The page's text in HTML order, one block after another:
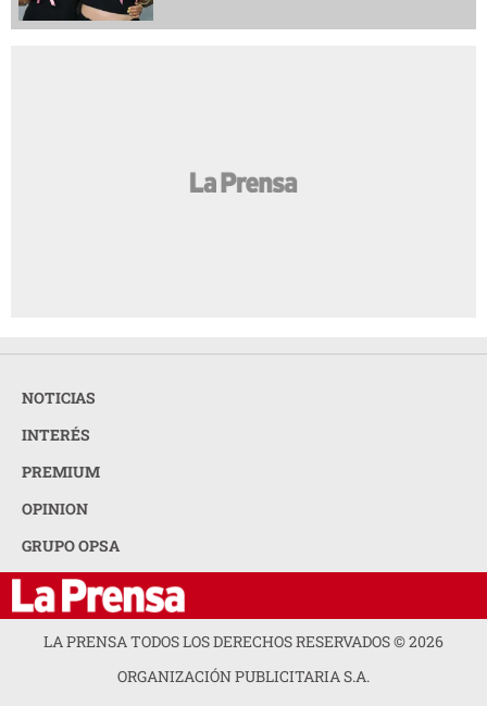
NOTICIAS
INTERÉS
PREMIUM
OPINION
GRUPO OPSA
LA PRENSA TODOS LOS DERECHOS RESERVADOS ©2026
ORGANIZACIÓN PUBLICITARIA S.A.